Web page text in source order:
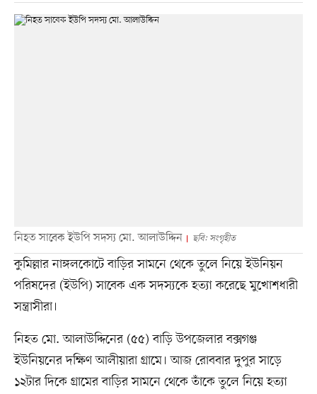
নিহত সাবেক ইউপি সদস্য মো. আলাউদ্দিন ছবি: সংগৃহীত
কুমিল্লার নাঙ্গলকোটে বাড়ির সামনে থেকে তুলে নিয়ে ইউনিয়ন
পরিষদের (ইউপি) সাবেক এক সদস্যকে হত্যা করেছে মুখোশধারী
সন্ত্রাসীরা।
নিহত মো. আলাউদ্দিনের (৫৫) বাড়ি উপজেলার বক্সগঞ্জ
ইউনিয়নের দক্ষিণ আলীয়ারা গ্রামে। আজ রোববার দুপুর সাড়ে
১২টার দিকে গ্রামের বাড়ির সামনে থেকে তাঁকে তুলে নিয়ে হত্যা